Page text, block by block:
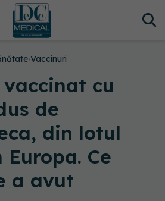
›Vaccinuri
vaccinat cu
de
din lotul
Ce
a avut